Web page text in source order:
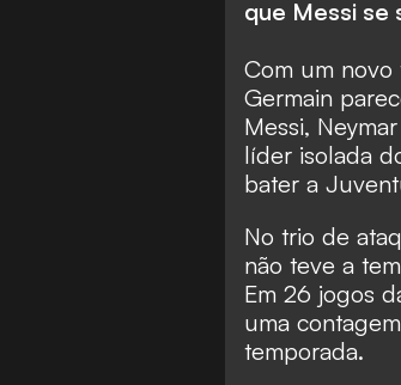
que Messi se
Com um novo
Germain
Messi,
líder isolada
bater a
No trio de
não teve a
Em 26 jogos
uma
temporada.